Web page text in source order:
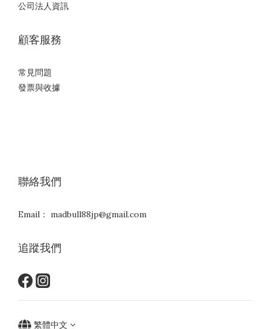
公司法人資訊
顧客服務
常見問題
發票與收據
聯絡我們
Email： madbull88jp@gmail.com
追蹤我們
繁體中文